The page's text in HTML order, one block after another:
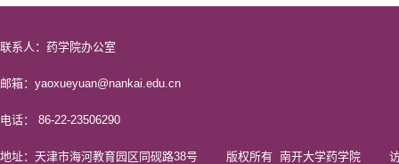
联系人：药学院办公室
邮箱：yaoxueyuan@nankai.edu.cn
电话： 86-22-23506290
地址：天津市海河教育园区同砚路38号 版权所有 南开大学药学院 访